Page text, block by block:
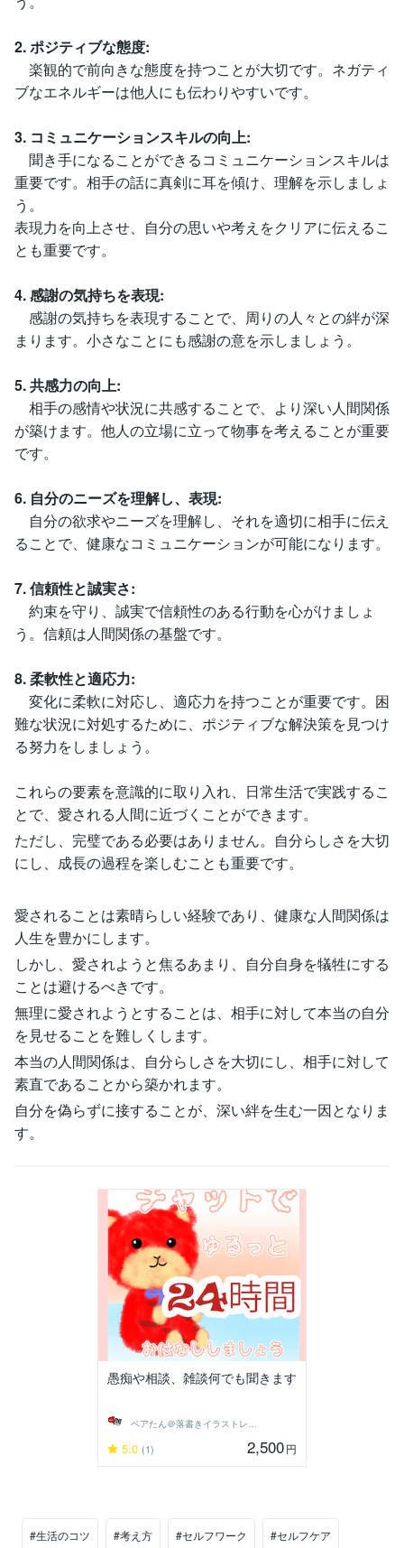
2. ポジティブな態度:
楽観的で前向きな態度を持つことが大切です。ネガティ
ブなエネルギーは他人にも伝わりやすいです。
3. コミュニケーションスキルの向上:
聞き手になることができるコミュニケーションスキルは
重要です。相手の話に真剣に耳を傾け、理解を示しましょ
う。
表現力を向上させ、自分の思いや考えをクリアに伝えるこ
とも重要です。
4. 感謝の気持ちを表現:
感謝の気持ちを表現することで、周りの人々との絆が深
まります。小さなことにも感謝の意を示しましょう。
5. 共感力の向上:
相手の感情や状況に共感することで、より深い人間関係
が築けます。他人の立場に立って物事を考えることが重要
です。
6. 自分のニーズを理解し、表現:
自分の欲求やニーズを理解し、それを適切に相手に伝え
ることで、健康なコミュニケーションが可能になります。
7. 信頼性と誠実さ:
約束を守り、誠実で信頼性のある行動を心がけましょ
う。信頼は人間関係の基盤です。
8. 柔軟性と適応力:
変化に柔軟に対応し、適応力を持つことが重要です。困
難な状況に対処するために、ポジティブな解決策を見つけ
る努力をしましょう。
これらの要素を意識的に取り入れ、日常生活で実践するこ
とで、愛される人間に近づくことができます。
ただし、完璧である必要はありません。自分らしさを大切
にし、成長の過程を楽しむことも重要です。
愛されることは素晴らしい経験であり、健康な人間関係は
人生を豊かにします。
しかし、愛されようと焦るあまり、自分自身を犠牲にする
ことは避けるべきです。
無理に愛されようとすることは、相手に対して本当の自分
を見せることを難しくします。
本当の人間関係は、自分らしさを大切にし、相手に対して
素直であることから築かれます。
自分を偽らずに接することが、深い絆を生む一因となりま
す。
愚痴や相談、雑談何でも聞きます
ベアたん＠落書きイラストレーター
5.0 (1) 2,500円
#生活のコツ #考え方 #セルフワーク #セルフケア